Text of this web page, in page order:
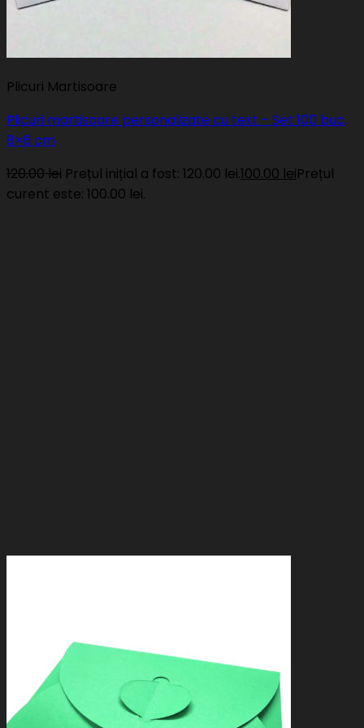
Plicuri Martisoare
Plicuri martisoare personalizate cu text – Set 100 buc,
8×6 cm
120.00lei Prețul inițial a fost: 120.00 lei.100.00 leiPrețul
curent este: 100.00 lei.